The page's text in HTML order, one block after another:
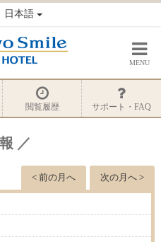
日本語
MENU
閲覧履歴 サポート・FAQ
／
次の月へ >
< 前の月へ